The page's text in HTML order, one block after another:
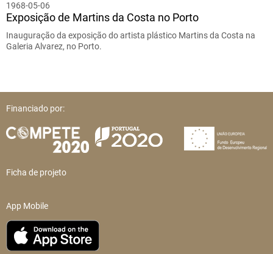
1968-05-06
Exposição de Martins da Costa no Porto
Inauguração da exposição do artista plástico Martins da Costa na
Galeria Alvarez, no Porto.
Financiado por:
Ficha de projeto
App Mobile